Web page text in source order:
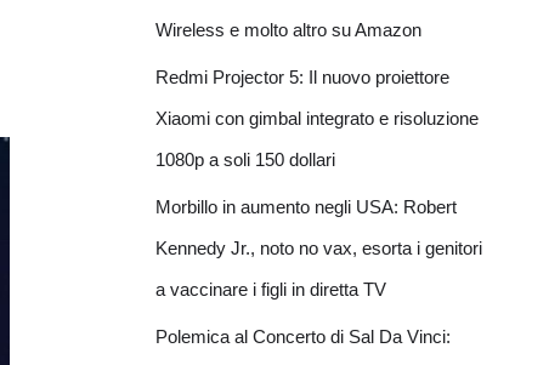
Wireless e molto altro su Amazon
Redmi Projector 5: Il nuovo proiettore
Xiaomi con gimbal integrato e risoluzione
1080p a soli 150 dollari
Morbillo in aumento negli USA: Robert
Kennedy Jr., noto no vax, esorta i genitori
a vaccinare i figli in diretta TV
Polemica al Concerto di Sal Da Vinci: